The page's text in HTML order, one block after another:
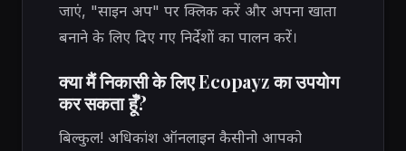
जाएं, "साइन अप" पर क्लिक करें और अपना खाता
बनाने के लिए दिए गए निर्देशों का पालन करें।
क्या मैं निकासी के लिए Ecopayz का उपयोग
कर सकता हूँ?
बिल्कुल! अधिकांश ऑनलाइन कैसीनो आपको